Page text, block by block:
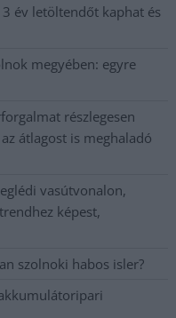
év letöltendőt kaphat és
megyében: egyre
részlegesen
átlagost is meghaladó
vasútvonalon,
képest,
szolnoki habos isler?